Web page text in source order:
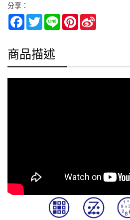
分享：
FacebookTwitterLine Pinterest
商品描述